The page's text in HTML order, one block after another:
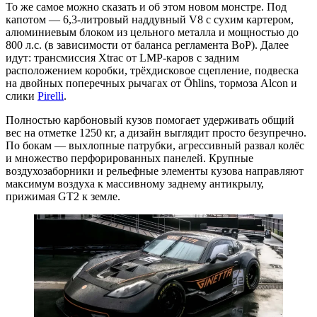
То же самое можно сказать и об этом новом монстре. Под
капотом — 6,3-литровый наддувный V8 с сухим картером,
алюминиевым блоком из цельного металла и мощностью до
800 л.с. (в зависимости от баланса регламента BoP). Далее
идут: трансмиссия Xtrac от LMP-каров с задним
расположением коробки, трёхдисковое сцепление, подвеска
на двойных поперечных рычагах от Öhlins, тормоза Alcon и
слики Pirelli.
Полностью карбоновый кузов помогает удерживать общий
вес на отметке 1250 кг, а дизайн выглядит просто безупречно.
По бокам — выхлопные патрубки, агрессивный развал колёс
и множество перфорированных панелей. Крупные
воздухозаборники и рельефные элементы кузова направляют
максимум воздуха к массивному заднему антикрылу,
прижимая GT2 к земле.